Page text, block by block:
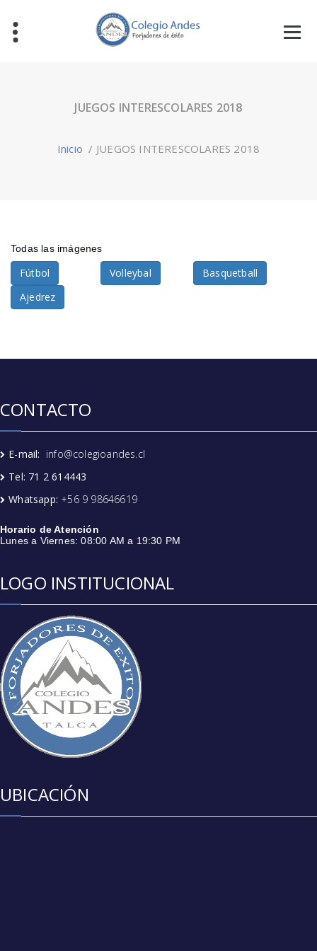
JUEGOS INTERESCOLARES 2018
Inicio / JUEGOS INTERESCOLARES 2018
Todas las imágenes
Fútbol Volleybal
Basquetball
Ajedrez
CONTACTO
E-mail: info@colegioandes.cl
Tel: 71 2 614443
Whatsapp: +56 9 98646619
Horario de Atención
Lunes a Viernes: 08:00 AM a 19:30 PM
LOGO INSTITUCIONAL
UBICACIÓN